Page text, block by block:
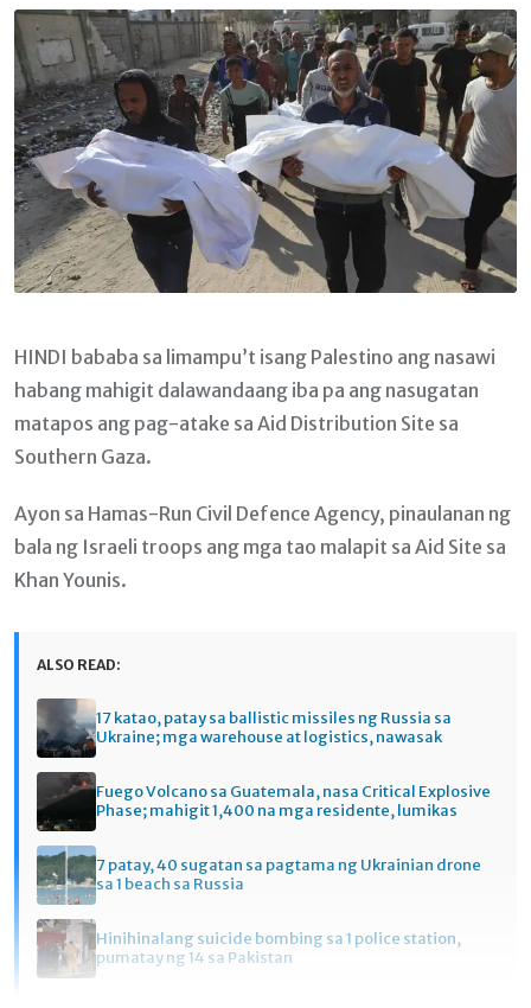
Email
HINDI bababa sa limampu’t isang Palestino ang nasawi
habang mahigit dalawandaang iba pa ang nasugatan
matapos ang pag-atake sa Aid Distribution Site sa
Southern Gaza.
Ayon sa Hamas-Run Civil Defence Agency, pinaulanan ng
bala ng Israeli troops ang mga tao malapit sa Aid Site sa
Khan Younis.
ALSO READ:
17 katao, patay sa ballistic missiles ng Russia sa
Ukraine; mga warehouse at logistics, nawasak
Fuego Volcano sa Guatemala, nasa Critical Explosive
Phase; mahigit 1,400 na mga residente, lumikas
7 patay, 40 sugatan sa pagtama ng Ukrainian drone
sa 1 beach sa Russia
Hinihinalang suicide bombing sa 1 police station,
pumatay ng 14 sa Pakistan